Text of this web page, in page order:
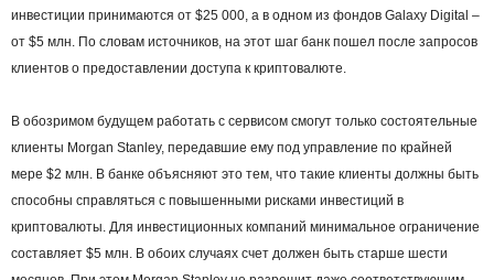
инвестиции принимаются от $25 000, а в одном из фондов Galaxy Digital –
от $5 млн. По словам источников, на этот шаг банк пошел после запросов
клиентов о предоставлении доступа к криптовалюте.
В обозримом будущем работать с сервисом смогут только состоятельные
клиенты Morgan Stanley, передавшие ему под управление по крайней
мере $2 млн. В банке объясняют это тем, что такие клиенты должны быть
способны справляться с повышенными рисками инвестиций в
криптовалюты. Для инвестиционных компаний минимальное ограничение
составляет $5 млн. В обоих случаях счет должен быть старше шести